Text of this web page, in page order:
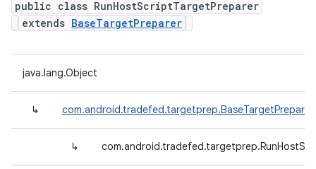
public class RunHostScriptTargetPreparer
extends BaseTargetPreparer
java.lang.Object
↳ com.android.tradefed.targetprep.BaseTargetPreparer
↳